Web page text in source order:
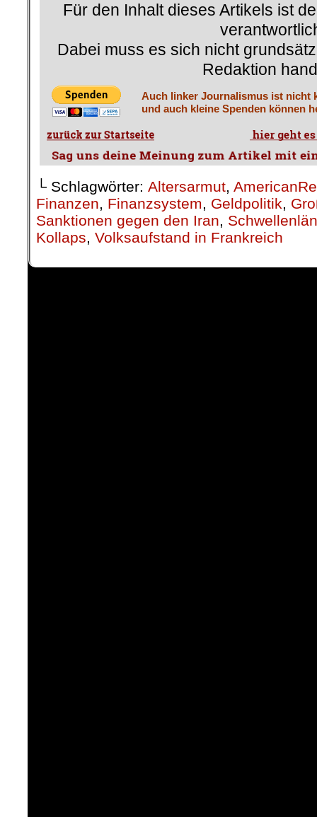
Für den Inhalt dieses Artikels ist
Dabei muss es sich nicht
Redaktion
Auch linker Journalismus ist nicht
und auch kleine Spenden können
└ Schlagwörter: Altersarmut,
Finanzen, Finanzsystem, Geldpolitik,
Sanktionen gegen den Iran,
Kollaps, Volksaufstand in Frankreich